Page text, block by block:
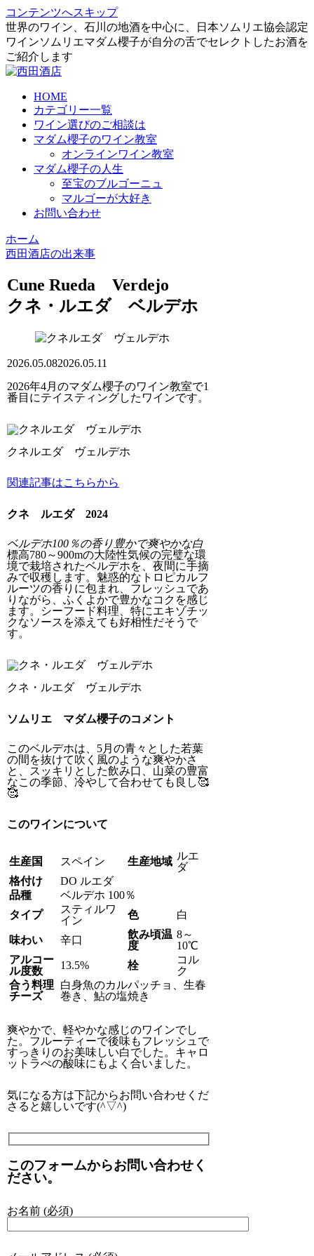
コンテンツへスキップ
世界のワイン、石川の地酒を中心に、日本ソムリエ協会認定
ワインソムリエマダム櫻子が自分の舌でセレクトしたお酒を
ご紹介します
HOME
カテゴリー一覧
ワイン選びのご相談は
マダム櫻子のワイン教室
オンラインワイン教室
マダム櫻子の人生
至宝のブルゴーニュ
マルゴーが大好き
お問い合わせ
ホーム
西田酒店の出来事
Cune Rueda Verdejo
クネ・ルエダ ベルデホ
2026.05.082026.05.11
2026年4月のマダム櫻子のワイン教室で1
番目にテイスティングしたワインです。
クネルエダ ヴェルデホ
関連記事はこちらから
クネ ルエダ 2024
ベルデホ100％の香り豊かで爽やかな白
標高780～900mの大陸性気候の完璧な環
境で栽培されたベルデホを、夜間に手摘
みで収穫します。魅惑的なトロピカルフ
ルーツの香りに包まれ、フレッシュであ
りながら、ふくよかで豊かなコクを感じ
ます。シーフード料理、特にエキゾチッ
クなソースを添えても好相性だそうで
す。
クネ・ルエダ ヴェルデホ
ソムリエ マダム櫻子のコメント
このベルデホは、5月の青々とした若葉
の間を抜けて吹く風のような爽やかさ
と、スッキリとした飲み口、山菜の豊富
なこの季節、冷やして合わせても良し🥰
🥰
このワインについて
生産国 スペイン 生産地域 ルエ
ダ
格付け
DO ルエダ
品種
ベルデホ 100％
タイプ
スティルワ
イン
色 白
味わい 辛口
飲み頃温
度
8～
10℃
アルコー
ル度数
13.5% 栓
コル
ク
合う料理
チーズ
白身魚のカルパッチョ、生春
巻き、鮎の塩焼き
爽やかで、軽やかな感じのワインでし
た。フルーティーで後味もフレッシュで
すっきりのお美味しい白でした。キャロ
ットラぺの酸味にもよく合いました。
気になる方は下記からお問い合わせくだ
さると嬉しいです(^▽^)
このフォームからお問い合わせく
ださい。
お名前 (必須)